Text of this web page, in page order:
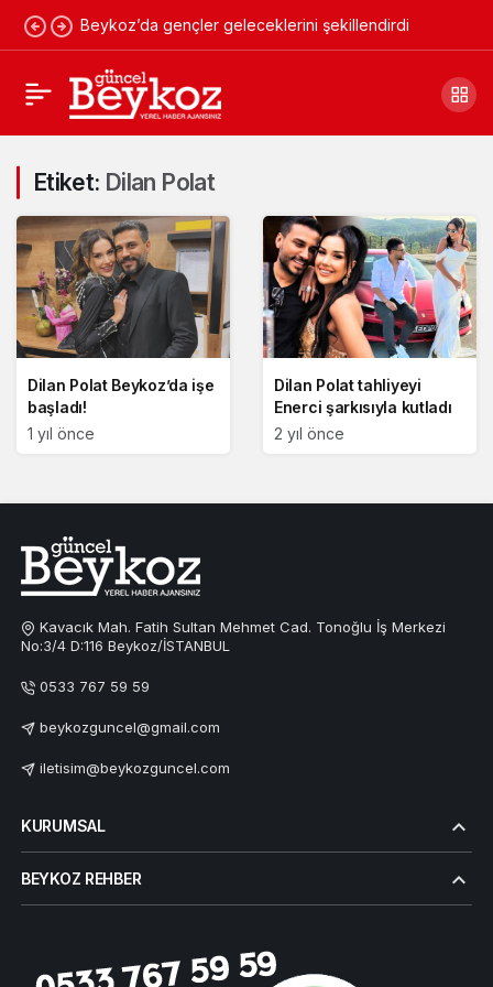
Beykoz’da gençler geleceklerini şekillendirdi
Etiket: Dilan Polat
Dilan Polat Beykoz’da işe
başladı!
1 yıl önce
Dilan Polat tahliyeyi
Enerci şarkısıyla kutladı
2 yıl önce
Kavacık Mah. Fatih Sultan Mehmet Cad. Tonoğlu İş Merkezi
No:3/4 D:116 Beykoz/İSTANBUL
0533 767 59 59
beykozguncel@gmail.com
iletisim@beykozguncel.com
KURUMSAL
BEYKOZ REHBER